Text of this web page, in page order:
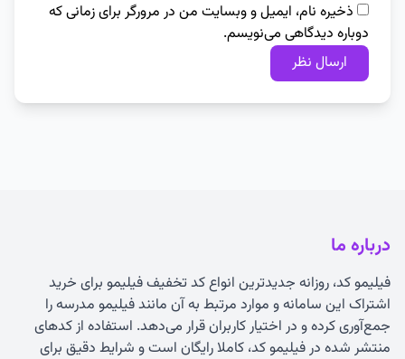
ذخیره نام، ایمیل و وبسایت من در مرورگر برای زمانی که
دوباره دیدگاهی می‌نویسم.
درباره ما
فیلیمو کد، روزانه جدیدترین انواعکد تخفیف فیلیمو برای خرید
اشتراک این سامانه و موارد مرتبط به آن مانند فیلیمو مدرسه را
جمع‌آوری کرده و در اختیار کاربران قرار می‌دهد. استفاده از کدهای
منتشر شده در فیلیمو کد، کاملا رایگان است و شرایط دقیق برای